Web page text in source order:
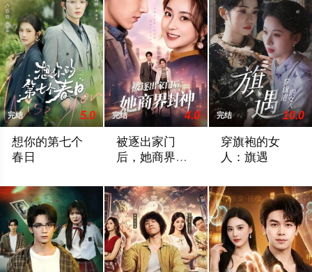
完结 5.0
想你的第七个
春日
完结 4.0
被逐出家门
后，她商界封
完结 10.0
穿旗袍的女
人：旗遇